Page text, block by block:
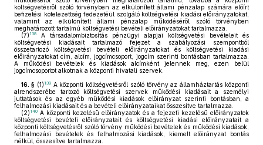
költségvetésről szóló törvényben az elkülönített állami pénzalap számára előírt
befizetési kötelezettség fedezetéül szolgáló költségvetési kiadási előirányzatokat,
valamint az elkülönített állami pénzalap működéséről szóló törvényben
meghatározott tartalmú költségvetési bevételi előirányzatokat tartalmazza.
(7) 138
A társadalombiztosítás pénzügyi alapjai költségvetési bevételeit és
költségvetési kiadásait tartalmazó fejezet a szabályozási szempontból
összetartozó költségvetési bevételi előirányzatokat és költségvetési kiadási
előirányzatokat cím, alcím, jogcímcsoport, jogcím szerinti bontásban tartalmazza.
A működési bevételek és kiadások alcímként jelennek meg, ezen belül
jogcímcsoportot alkotnak a központi hivatali szervek.
16. § (1) 139A központi költségvetésről szóló törvény az államháztartás központi
alrendszerébe tartozó költségvetési szervek működési kiadásait a személyi
juttatások és az egyéb működési kiadások előirányzat szerinti bontásban, a
felhalmozási kiadásait és a bevételi előirányzataikat összesítve tartalmazza.
(2) 140 A központi kezelésű előirányzatok és a fejezeti kezelésű előirányzatok
költségvetési bevételi előirányzatait és költségvetési kiadási előirányzatait a
központi költségvetésről szóló törvény működési bevételek és működési kiadások,
felhalmozási bevételek és felhalmozási kiadások, kiemelt előirányzat bontás
nélkül, összesítve tartalmazza.